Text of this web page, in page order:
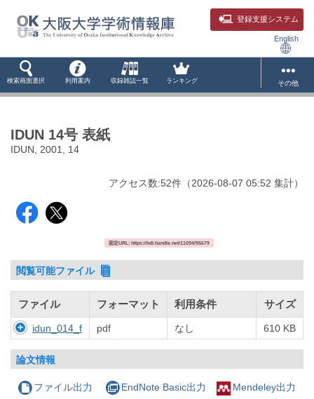
登録支援システム
English
検索画面選択 利用案内 収録雑誌一覧 ランキング その他
IDUN 14号 表紙
IDUN, 2001, 14
アクセス数:52件 （2026-08-07 05:52 集計）
固定URL: https://hdl.handle.net/11094/95679
閲覧可能ファイル
ファイル フォーマット 利用条件 サイズ
idun_014_f pdf なし 610 KB
論文情報
ファイル出力 EndNote Basic出力 Mendeley出力